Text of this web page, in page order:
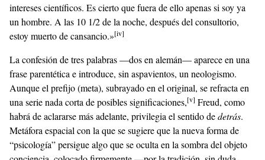
intereses científicos. Es cierto que fuera de ello apenas si soy ya
un hombre. A las 10 1/2 de la noche, después del consultorio,
estoy muerto de cansancio.»[iv]
La confesión de tres palabras —dos en alemán— aparece en una
frase parentética e introduce, sin aspavientos, un neologismo.
Aunque el prefijo (meta), subrayado en el original, se refracta en
una serie nada corta de posibles significaciones,[v] Freud, como
habrá de aclararse más adelante, privilegia el sentido dedetrás.
Metáfora espacial con la que se sugiere que la nueva forma de
“psicología” persigue algo que se oculta en la sombra del objeto